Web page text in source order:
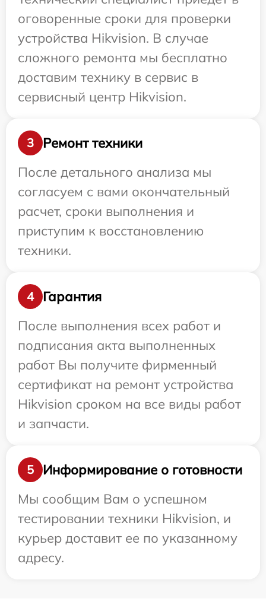
оговоренные сроки для проверки
устройства Hikvision. В случае
сложного ремонта мы бесплатно
доставим технику в сервис в
сервисный центр Hikvision.
3
Ремонт техники
После детального анализа мы
согласуем с вами окончательный
расчет, сроки выполнения и
приступим к восстановлению
техники.
4
Гарантия
После выполнения всех работ и
подписания акта выполненных
работ Вы получите фирменный
сертификат на ремонт устройства
Hikvision сроком на все виды работ
и запчасти.
5
Информирование о готовности
Мы сообщим Вам о успешном
тестировании техники Hikvision, и
курьер доставит ее по указанному
адресу.